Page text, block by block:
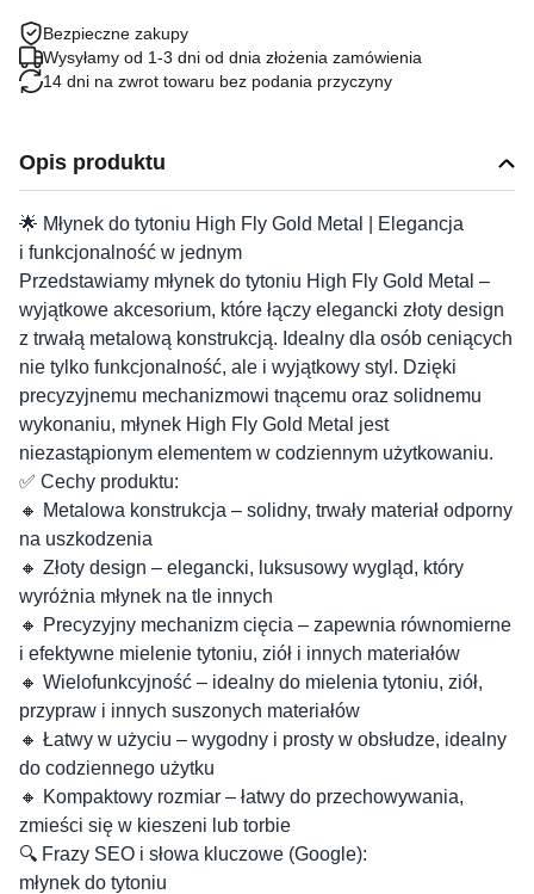
Opis produktu
🌟 Młynek do tytoniu High Fly Gold Metal | Elegancja
i funkcjonalność w jednym
Przedstawiamy młynek do tytoniu High Fly Gold Metal –
wyjątkowe akcesorium, które łączy elegancki złoty design
z trwałą metalową konstrukcją. Idealny dla osób ceniących
nie tylko funkcjonalność, ale i wyjątkowy styl. Dzięki
precyzyjnemu mechanizmowi tnącemu oraz solidnemu
wykonaniu, młynek High Fly Gold Metal jest
niezastąpionym elementem w codziennym użytkowaniu.
✅ Cechy produktu:
🔸 Metalowa konstrukcja – solidny, trwały materiał odporny
na uszkodzenia
🔸 Złoty design – elegancki, luksusowy wygląd, który
wyróżnia młynek na tle innych
🔸 Precyzyjny mechanizm cięcia – zapewnia równomierne
i efektywne mielenie tytoniu, ziół i innych materiałów
🔸 Wielofunkcyjność – idealny do mielenia tytoniu, ziół,
przypraw i innych suszonych materiałów
🔸 Łatwy w użyciu – wygodny i prosty w obsłudze, idealny
do codziennego użytku
🔸 Kompaktowy rozmiar – łatwy do przechowywania,
zmieści się w kieszeni lub torbie
🔍 Frazy SEO i słowa kluczowe (Google):
młynek do tytoniu
Bezpieczne zakupy
Wysyłamy od 1-3 dni od dnia złożenia zamówienia
14 dni na zwrot towaru bez podania przyczyny